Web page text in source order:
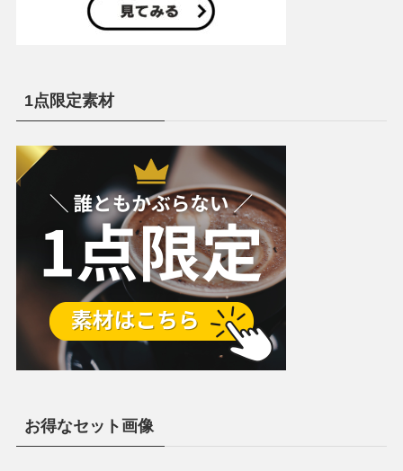
1点限定素材
お得なセット画像